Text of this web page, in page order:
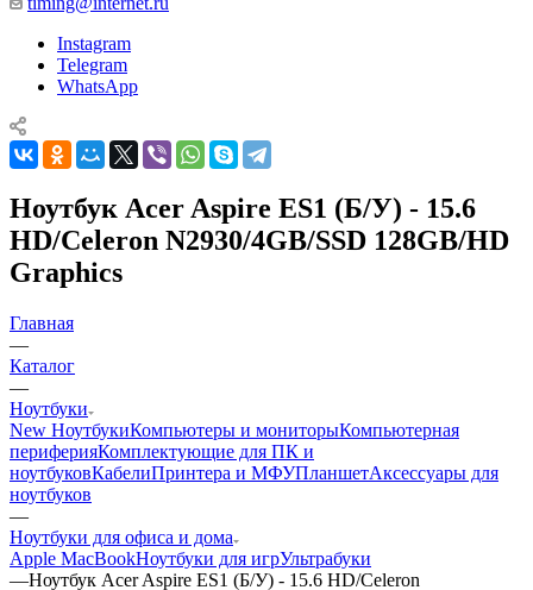
Instagram
Telegram
WhatsApp
Ноутбук Acer Aspire ES1 (Б/У) - 15.6
HD/Celeron N2930/4GB/SSD 128GB/HD
Graphics
Главная
—
Каталог
—
Ноутбуки
New НоутбукиКомпьютеры и мониторыКомпьютерная
периферияКомплектующие для ПК и
ноутбуковКабелиПринтера и МФУПланшетАксессуары для
ноутбуков
—
Ноутбуки для офиса и дома
Apple MacBookНоутбуки для игрУльтрабуки
—Ноутбук Acer Aspire ES1 (Б/У) - 15.6 HD/Celeron